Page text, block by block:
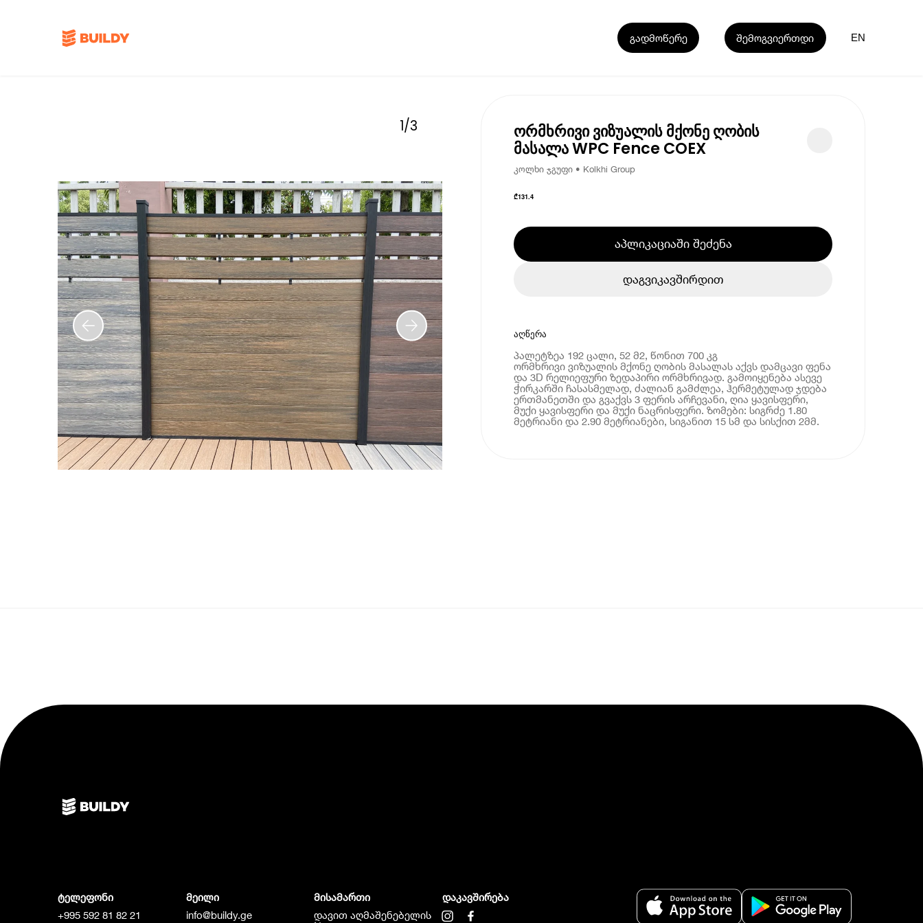
გადმოწერე შემოგვიერთდი EN
1/3 ორმხრივი ვიზუალის მქონე ღობის
მასალა WPC Fence COEX
კოლხი ჯგუფი • Kolkhi Group
₾131.4
აპლიკაციაში შეძენა
დაგვიკავშირდით
აღწერა
პალეტზეა 192 ცალი, 52 მ2, წონით 700 კგ
ორმხრივი ვიზუალის მქონე ღობის მასალას აქვს დამცავი ფენა
და 3D რელიეფური ზედაპირი ორმხრივად. გამოიყენება ასევე
ჭირკარში ჩასასმელად, ძალიან გამძლეა, ჰერმეტულად ჯდება
ერთმანეთში და გვაქვს 3 ფერის არჩევანი, ღია ყავისფერი,
მუქი ყავისფერი და მუქი ნაცრისფერი. ზომები: სიგრძე 1.80
მეტრიანი და 2.90 მეტრიანები, სიგანით 15 სმ და სისქით 2მმ.
ტელეფონი
+995 592 81 82 21
მეილი
info@buildy.ge
მისამართი
დავით აღმაშენებელის
დაკავშირება